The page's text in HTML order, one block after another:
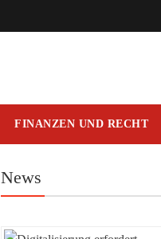
FINANZEN UND RECHT
News